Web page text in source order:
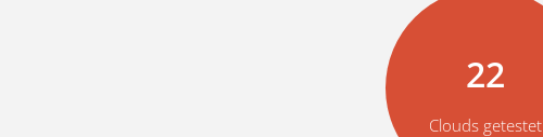
22
Clouds getestet